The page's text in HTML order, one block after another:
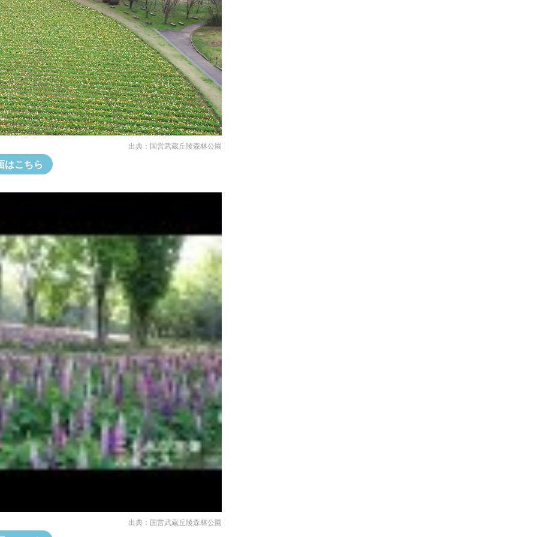
出典： 国営武蔵丘陵森林公園
はこちら
出典： 国営武蔵丘陵森林公園